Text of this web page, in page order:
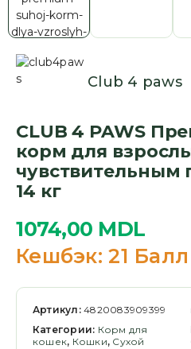
Club 4 paws
CLUB 4 PAWS
корм для
14 кг
1074,00 MDL
Кешбэк: 21 Балл
Артикул:4820083909399
Категории: Корм для
кошек, Кошки, Сухой